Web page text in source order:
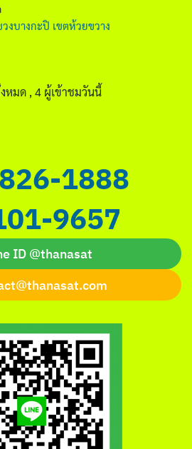
งบางกะปิ เขตห้วยขวาง
หมด , 4 ผู้เข้าชมวันนี้
1888
9657
ID @thanasat